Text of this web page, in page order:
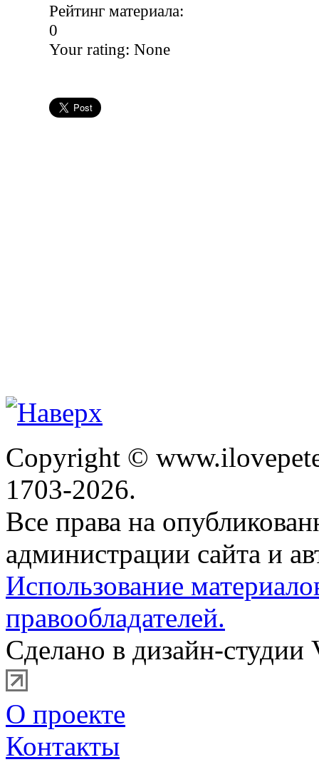
Рейтинг материала:
0
Your rating: None
Copyright ©
1703-2026.
Все права на
администрации сайта и
Использование
правообладателей.
Сделано в дизайн-студии
О проекте
Контакты